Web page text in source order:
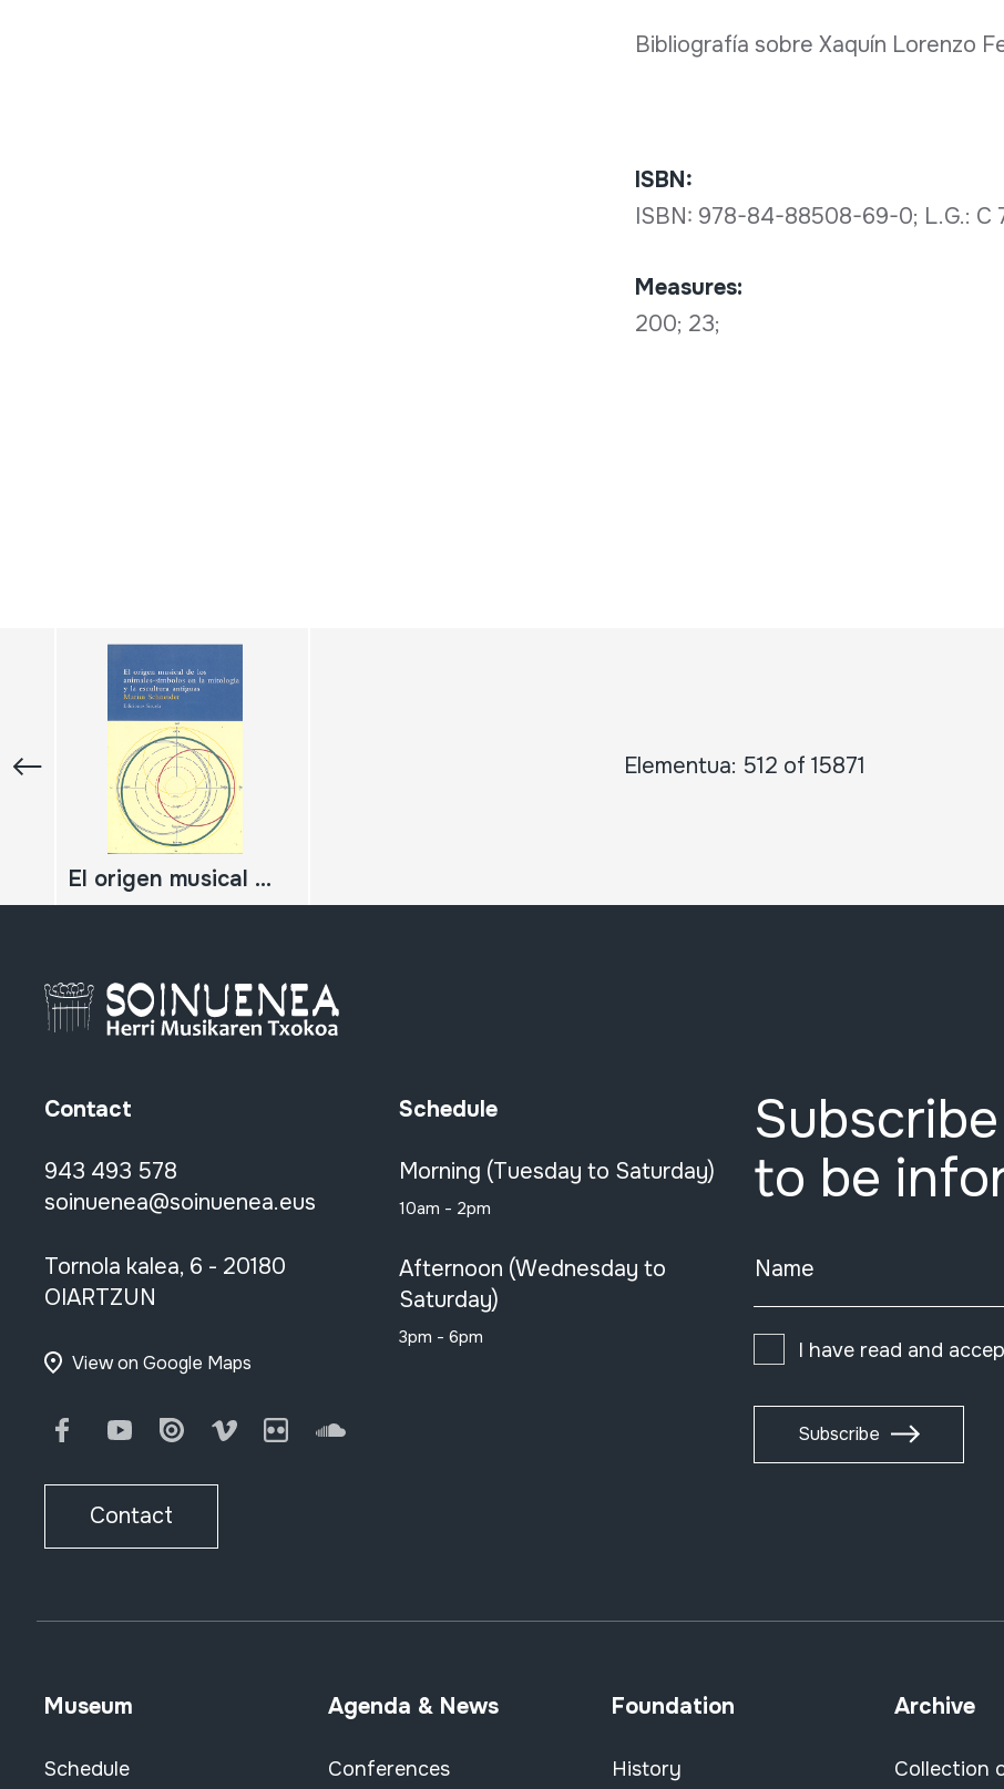
Bibliografía sobre Xaquín Lorenzo
ISBN:
ISBN: 978-84-88508-69-0; L.G.: C
Measures:
200; 23;
Elementua: 512 of 15871
El origen musical de los animales-símbolos en la mitología y la escultura antiguas;
Contact
943 493 578
soinuenea@soinuenea.eus
Tornola kalea, 6 - 20180
OIARTZUN
View on Google Maps
FacebookYoutubeIssuu Vimeo FlickrSoundCloud
Contact
Schedule
Morning (Tuesday to Saturday)
10am - 2pm
Afternoon (Wednesday to
Saturday)
3pm - 6pm
to be
Name
I have read and
Subscribe
Museum
Schedule
Agenda & News
Conferences
Foundation
History
Archive
Collection